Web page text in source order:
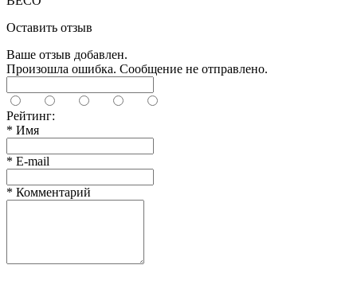
Оставить отзыв
Ваше отзыв добавлен.
Произошла ошибка. Сообщение не отправлено.
Рейтинг:
* Имя
* E-mail
* Комментарий